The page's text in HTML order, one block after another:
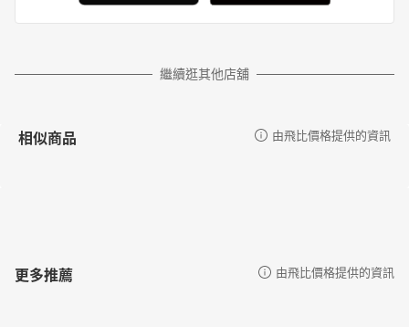
繼續逛其他店舖
相似商品 由飛比價格提供的資訊
更多推薦 由飛比價格提供的資訊